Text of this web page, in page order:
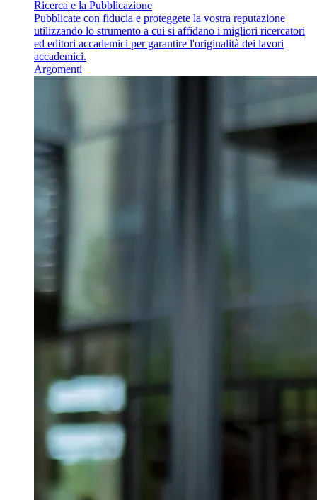
Ricerca e la Pubblicazione
Pubblicate con fiducia e proteggete la vostra reputazione
utilizzando lo strumento a cui si affidano i migliori ricercatori
ed editori accademici per garantire l'originalità dei lavori
accademici.
Argomenti